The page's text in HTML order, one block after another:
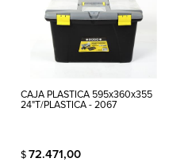
CAJA PLASTICA 595x360x355
24"T/PLASTICA - 2067
$ 72.471,00